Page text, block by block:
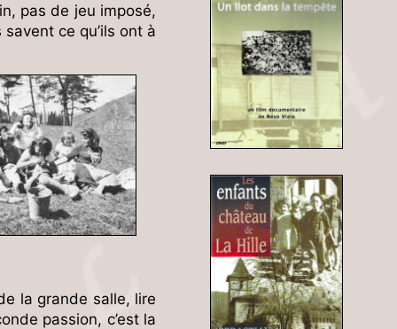
pas de jeu imposé,
ce qu’ils ont à
la grande salle, lire
passion, c’est la